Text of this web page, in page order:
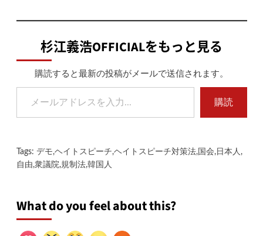
杉江義浩OFFICIALをもっと見る
購読すると最新の投稿がメールで送信されます。
メールアドレスを入力...
購読
Tags: デモ,ヘイトスピーチ,ヘイトスピーチ対策法,国会,日本人 ,
自由,衆議院,規制法,韓国人
What do you feel about this?